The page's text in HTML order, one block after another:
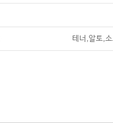
테너,알토,